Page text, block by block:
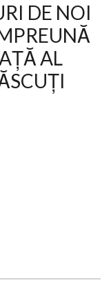
DE NOI
AL